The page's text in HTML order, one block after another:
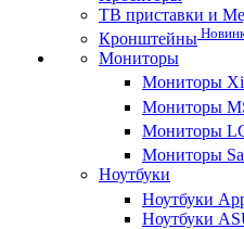
ТВ приставки и
Кронштейны
Мониторы
Мониторы
Мониторы
Мониторы
Мониторы
Ноутбуки
Ноутбуки
Ноутбуки